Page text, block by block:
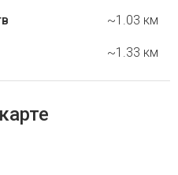
~1.03 км
~1.33 км